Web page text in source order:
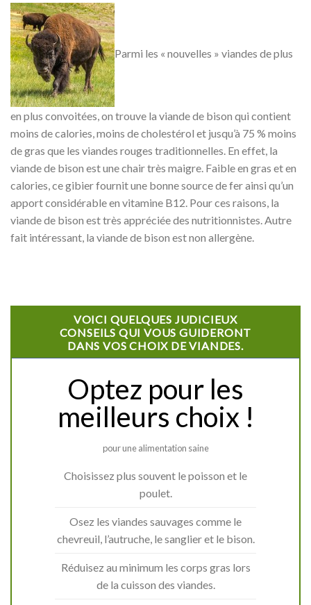
Parmi les « nouvelles » viandes de plus
en plus convoitées, on trouve la viande de bison qui contient
moins de calories, moins de cholestérol et jusqu’à 75 % moins
de gras que les viandes rouges traditionnelles. En effet, la
viande de bison est une chair très maigre. Faible en gras et en
calories, ce gibier fournit une bonne source de fer ainsi qu’un
apport considérable en vitamine B12. Pour ces raisons, la
viande de bison est très appréciée des nutritionnistes. Autre
fait intéressant, la viande de bison est non allergène.
VOICI QUELQUES JUDICIEUX
CONSEILS QUI VOUS GUIDERONT
DANS VOS CHOIX DE VIANDES.
Optez pour les
meilleurs choix !
pour une alimentation saine
Choisissez plus souvent le poisson et le
poulet.
Osez les viandes sauvages comme le
chevreuil, l’autruche, le sanglier et le bison.
Réduisez au minimum les corps gras lors
de la cuisson des viandes.